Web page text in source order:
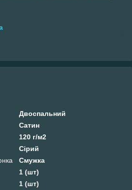
Двоспальний
Сатин
120 г/м2
Сірий
Смужка
1 (шт)
1 (шт)